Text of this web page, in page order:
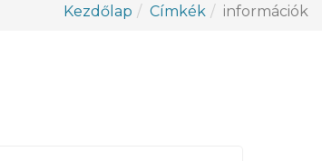
Kezdőlap Címkék információk